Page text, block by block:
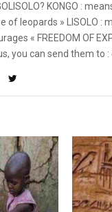
KONGO :
of leopards » LISOLO :
« FREEDOM OF
you can send them to